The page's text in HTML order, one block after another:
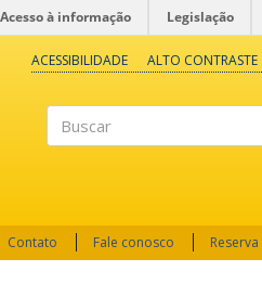
Acesso à informação Legislação
ACESSIBILIDADE ALTO CONTRASTE
Contato Fale conosco